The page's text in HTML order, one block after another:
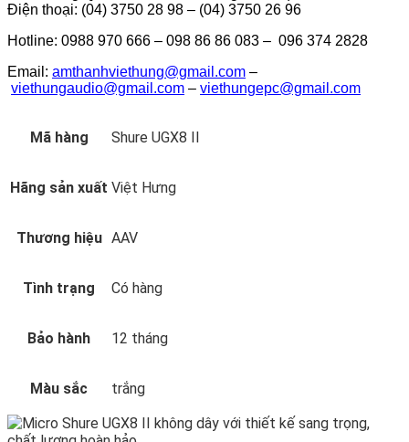
Điện thoại: (04) 3750 28 98 – (04) 3750 26 96
Hotline: 0988 970 666 – 098 86 86 083 – 096 374 2828
Email: amthanhviethung@gmail.com –
viethungaudio@gmail.com – viethungepc@gmail.com
Mã hàng Shure UGX8 II
Hãng sản xuất Việt Hưng
Thương hiệu AAV
Tình trạng Có hàng
Bảo hành 12 tháng
Màu sắc trắng